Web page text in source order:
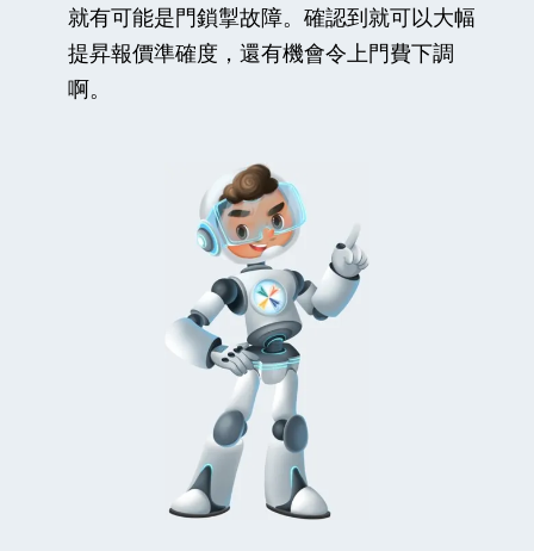
就有可能是門鎖掣故障。確認到就可以大幅
提昇報價準確度，還有機會令上門費下調
啊。